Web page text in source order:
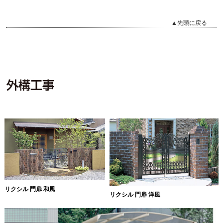
▲先頭に戻る
リクシル 門扉 和風
リクシル 門扉 洋風